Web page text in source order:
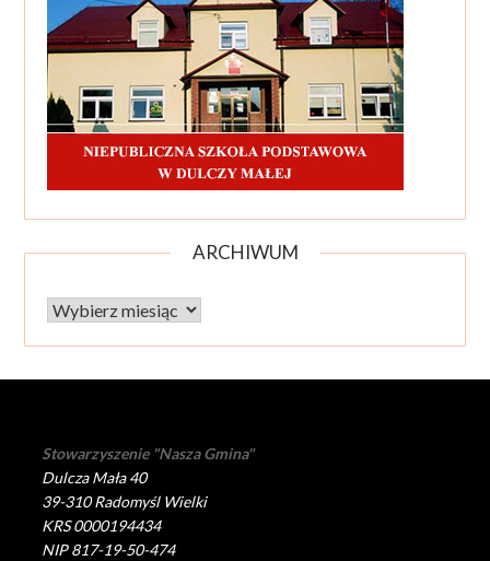
ARCHIWUM
Archiwum
Stowarzyszenie "Nasza Gmina"
Dulcza Mała 40
39-310 Radomyśl Wielki
KRS 0000194434
NIP 817-19-50-474